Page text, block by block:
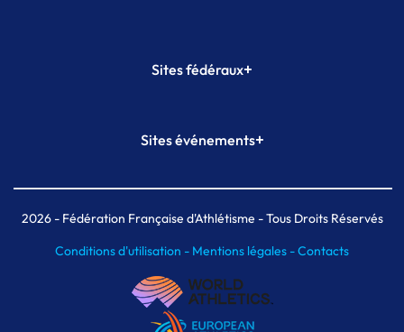
Sites fédéraux+
Plateforme Formation
Sites événements+
Meeting de Paris indoor
MAIF Ekiden de Paris
2026- Fédération Française d'Athlétisme - Tous Droits Réservés
Conditions d'utilisation - Mentions légales -Contacts